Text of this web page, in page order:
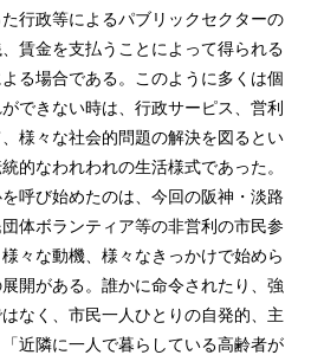
行政等によるパブリックセクターの
賃金を支払うことによって得られる
る場合である。このように多くは個
できない時は、行政サーピス、営利
様々な社会的問題の解決を図るとい
的なわれわれの生活様式であった。
呼び始めたのは、今回の阪神・淡路
体ボランティア等の非営利の市民参
々な動機、様々なきっかけで始めら
開がある。誰かに命令されたり、強
なく、市民一人ひとりの自発的、主
近隣に一人で暮らしている高齢者が